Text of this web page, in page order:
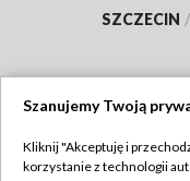
SZCZECIN /
Szanujemy Twoją
Kliknij "Akceptuję i
korzystanie z technologii